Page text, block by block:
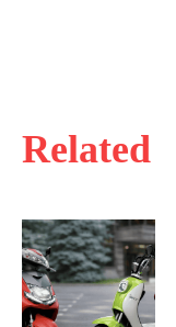
Related